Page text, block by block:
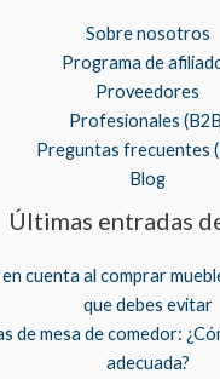
Sobre nosotros
Programa de
Proveedores
Profesionales
Preguntas frecuentes
Blog
Últimas entradas
cuenta al comprar
que debes evitar
de mesa de comedor:
adecuada?